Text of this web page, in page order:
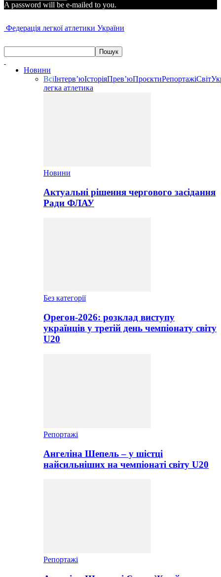
A password will be e-mailed to you.
Федерація легкої атлетики України
Новини
ВсіІнтерв’юІсторіяПрев’юПроєктиРепортажіСвіт
легка атлетика
Новини
Актуальні рішення чергового засідання
Ради ФЛАУ
Без категорії
Орегон-2026: розклад виступу
українців у третій день чемпіонату світу
U20
Репортажі
Ангеліна Шепель – у шістці
найсильніших на чемпіонаті світу U20
Репортажі